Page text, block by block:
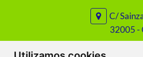
C/
32005 -